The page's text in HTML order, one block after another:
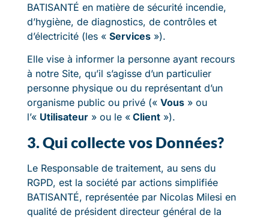
BATISANTÉ en matière de sécurité incendie,
d’hygiène, de diagnostics, de contrôles et
d’électricité (les « Services»).
Elle vise à informer la personne ayant recours
à notre Site, qu’il s’agisse d’un particulier
personne physique ou du représentant d’un
organisme public ou privé (« Vous» ou
l’« Utilisateur» ou le «Client»).
3. Qui collecte vos Données?
Le Responsable de traitement, au sens du
RGPD, est la société par actions simplifiée
BATISANTÉ, représentée par Nicolas Milesi en
qualité de président directeur général de la